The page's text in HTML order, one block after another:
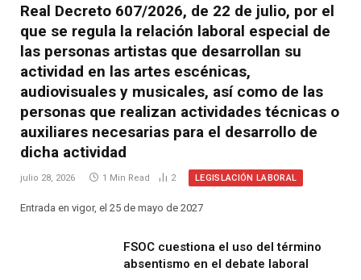
Real Decreto 607/2026, de 22 de julio, por el
que se regula la relación laboral especial de
las personas artistas que desarrollan su
actividad en las artes escénicas,
audiovisuales y musicales, así como de las
personas que realizan actividades técnicas o
auxiliares necesarias para el desarrollo de
dicha actividad
julio 28, 2026 1 Min Read 2 LEGISLACIÓN LABORAL
Entrada en vigor, el 25 de mayo de 2027
FSOC cuestiona el uso del término
absentismo en el debate laboral